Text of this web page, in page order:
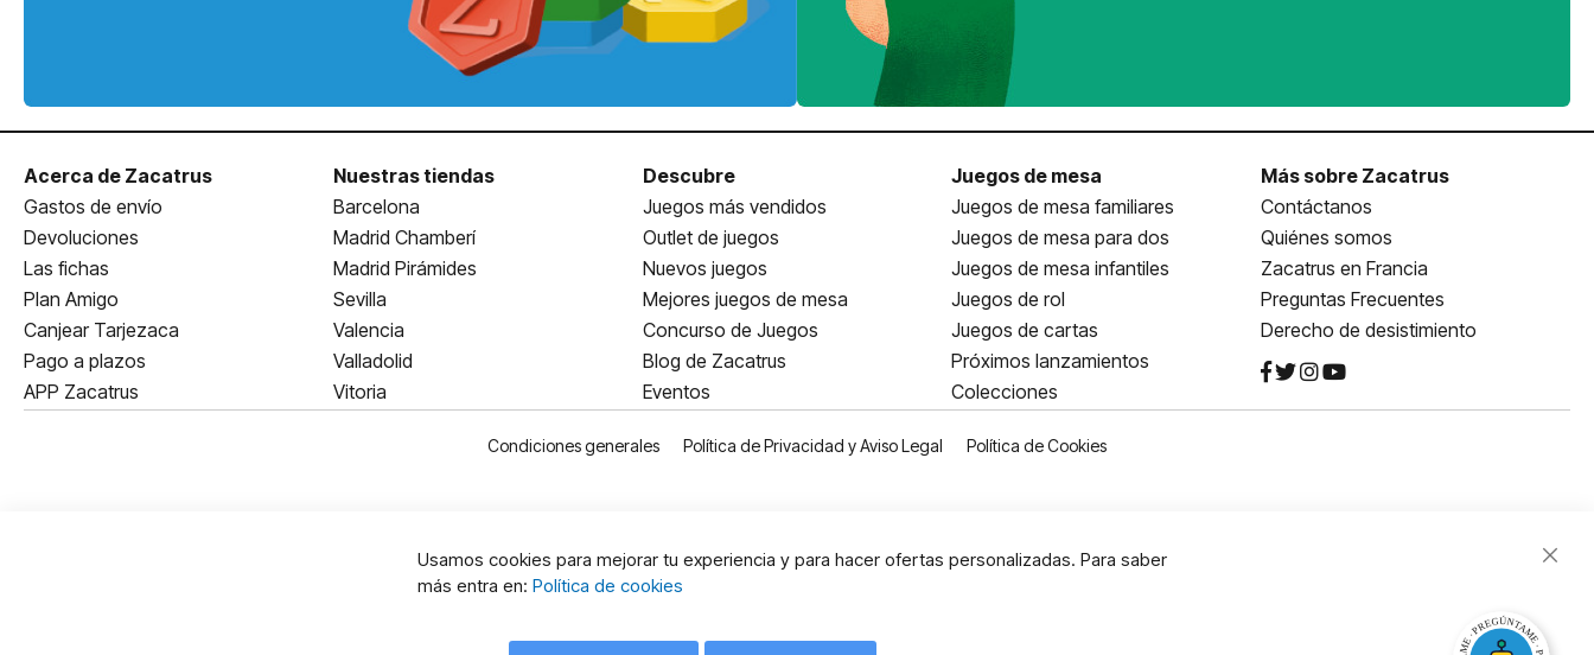
Acerca de Zacatrus
Gastos de envío
Devoluciones
Las fichas
Plan Amigo
Canjear Tarjezaca
Pago a plazos
APP Zacatrus
Nuestras tiendas
Barcelona
Madrid Chamberí
Madrid Pirámides
Sevilla
Valencia
Valladolid
Vitoria
Descubre
Juegos más vendidos
Outlet de juegos
Nuevos juegos
Mejores juegos de mesa
Concurso de Juegos
Blog de Zacatrus
Eventos
Juegos de mesa
Juegos de mesa familiares
Juegos de mesa para dos
Juegos de mesa infantiles
Juegos de rol
Juegos de cartas
Próximos lanzamientos
Colecciones
Más sobre Zacatrus
Contáctanos
Quiénes somos
Zacatrus en Francia
Preguntas Frecuentes
Derecho de desistimiento
Condiciones generales Política de Privacidad y Aviso Legal Política de Cookies
Usamos cookies para mejorar tu experiencia y para hacer ofertas personalizadas. Para saber
más entra en: Política de cookies